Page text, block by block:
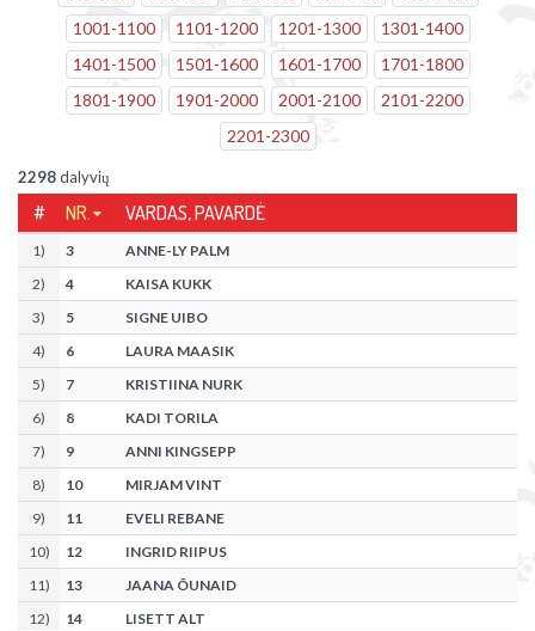
1001-1100 1101-1200 1201-1300 1301-1400
1401-1500 1501-1600 1601-1700 1701-1800
1801-1900 1901-2000 2001-2100 2101-2200
2201-2300
2298dalyvių
# NR. VARDAS, PAVARDĖ
1) 3
ANNE-LY PALM
2) 4
KAISA KUKK
3) 5
SIGNE UIBO
4) 6
LAURA MAASIK
5) 7
KRISTIINA NURK
6) 8
KADI TORILA
7) 9
ANNI KINGSEPP
8) 10
MIRJAM VINT
9) 11
EVELI REBANE
10) 12
INGRID RIIPUS
11) 13
JAANA ÕUNAID
12) 14
LISETT ALT